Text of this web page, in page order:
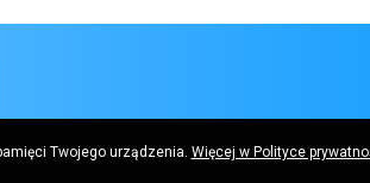
Twojego urządzenia. Więcej w Polityce